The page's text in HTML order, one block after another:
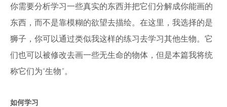
你需要分析学习一些真实的东西并把它们分解成你能画的
东西，而不是靠模糊的欲望去描绘。在这里，我选择的是
狮子，你可以通过类似我这样的练习去学习其他生物。它
们也可以被修改去画一些无生命的物体，但是本篇我将统
称它们为“生物”。
如何学习